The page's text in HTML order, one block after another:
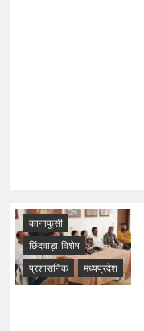
कानाफूसी
छिंदवाड़ा विशेष
प्रशासनिक
मध्यप्रदेश